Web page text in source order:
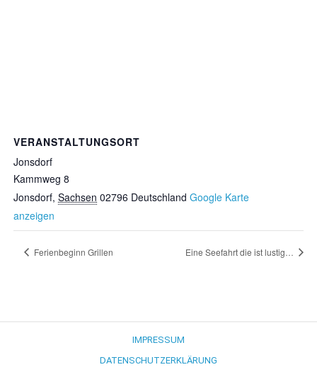
VERANSTALTUNGSORT
Jonsdorf
Kammweg 8
Jonsdorf, Sachsen 02796 Deutschland Google Karte
anzeigen
Ferienbeginn Grillen Eine Seefahrt die ist lustig…
IMPRESSUM
DATENSCHUTZERKLÄRUNG